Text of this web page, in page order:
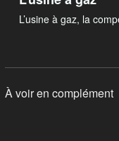
L’usine à gaz, la
À voir en complément